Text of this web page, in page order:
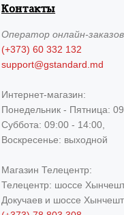
Контакты
Операторонлайн-
(+373) 60 332 132
support@gstandard.md
Интернет-магазин:
Понедельник - Пятница:
Суббота: 09:00 - 14:00,
Воскресенье: выходной
Магазин Телецентр:
Телецентр: шоссе
Докучаев и шоссе